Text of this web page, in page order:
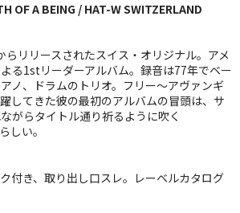
OF A BEING / HAT-W SWITZERLAND
リリースされたスイス・オリジナル。アメ
る1stリーダーアルバム。録音は77年でベー
ノ、ドラムのトリオ。フリー〜アヴァンギ
してきた彼の最初のアルバムの冒頭は、サ
がらタイトル通り祈るように吹く
しい。
付き、取り出し口スレ。レーベルカタログ